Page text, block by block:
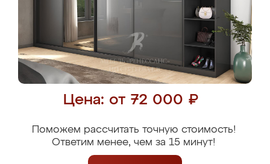
Цена: от 72 000 ₽
Поможем рассчитать точную стоимость!
Ответим менее, чем за 15 минут!